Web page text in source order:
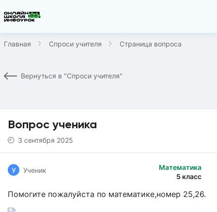
Главная Спроси учителя Страница вопроса
Вернуться в "Спроси учителя"
Вопрос ученика
3 сентября 2025
Математика
5 класс
У Ученик
Помогите пожалуйста по математике,номер 25,26.